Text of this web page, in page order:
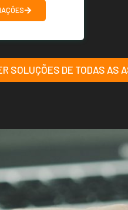
SOLUÇÕES DE TODAS AS